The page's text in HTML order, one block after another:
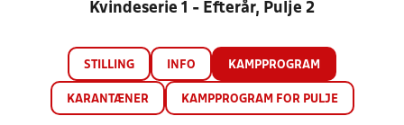
Kvindeserie 1 - Efterår, Pulje 2
STILLING INFO KAMPPROGRAM
KARANTÆNER KAMPPROGRAM FOR PULJE